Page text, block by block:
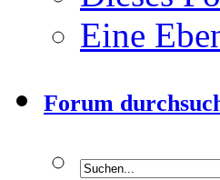
Eine
Forum